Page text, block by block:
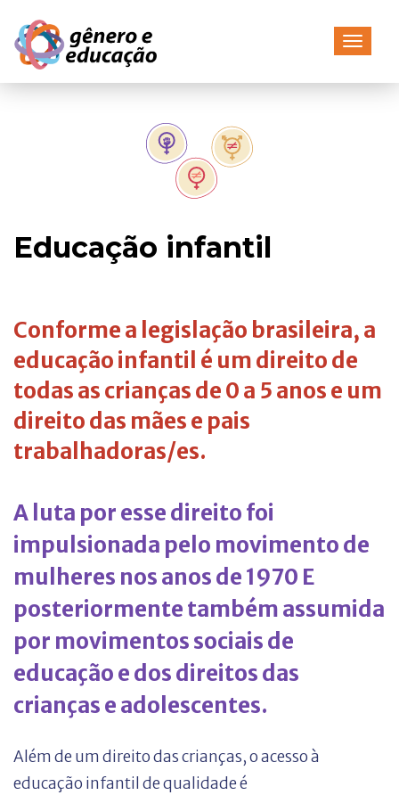
Pular
para
o
conteúdo
Educação infantil
Conforme a legislação brasileira, a
educação infantil é um direito de
todas as crianças de 0 a 5 anos e um
direito das mães e pais
trabalhadoras/es.
A luta por esse direito foi
impulsionada pelo movimento de
mulheres nos anos de 1970 E
posteriormente também assumida
por movimentos sociais de
educação e dos direitos das
crianças e adolescentes.
Além de um direito das crianças, o acesso à
educação infantil de qualidade é